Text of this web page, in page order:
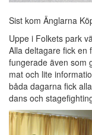
Sist kom Änglarna
Uppe i Folkets park
Alla deltagare fick en
fungerade även som
mat och lite
båda dagarna fick
dans och